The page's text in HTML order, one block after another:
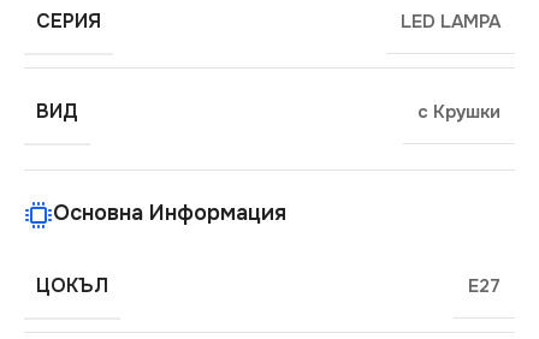
СЕРИЯ LED LAMPA
ВИД с Крушки
Основна Информация
ЦОКЪЛ E27